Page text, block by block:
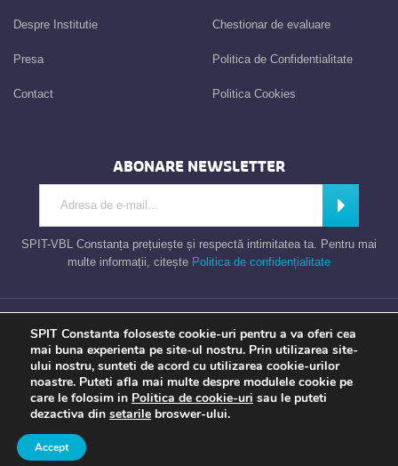
Despre Institutie
Presa
Contact
Chestionar de evaluare
Politica de Confidentialitate
Politica Cookies
ABONARE NEWSLETTER
SPIT-VBL Constanța prețuiește și respectă intimitatea ta. Pentru mai
multe informații, citește Politica de confidențialitate
Taxe Constanta
TU contezi Opinia ta Apel gratuit Newsletter
SPIT Constanta foloseste cookie-uri pentru a va oferi cea
mai buna experienta pe site-ul nostru. Prin utilizarea site-
ului nostru, sunteti de acord cu utilizarea cookie-urilor
noastre. Puteti afla mai multe despre modulele cookie pe
care le folosim in Politica de cookie-uri sau le puteti
dezactiva din setarile broswer-ului.
Accept